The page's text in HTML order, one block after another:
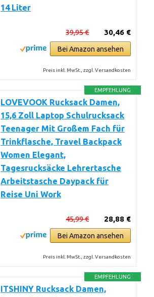
14 Liter
30,46 €
39,95 €
Bei Amazon ansehen
Preis inkl. MwSt., zzgl. Versandkosten
EMPFEHLUNG
LOVEVOOK Rucksack Damen,
15,6 Zoll Laptop Schulrucksack
Teenager Mit Großem Fach für
Trinkflasche, Travel Backpack
Women Elegant,
Tagesrucksäcke Lehrertasche
Arbeitstasche Daypack für
Reise Uni Work
28,88 €
45,99 €
Bei Amazon ansehen
Preis inkl. MwSt., zzgl. Versandkosten
EMPFEHLUNG
ITSHINY Rucksack Damen,